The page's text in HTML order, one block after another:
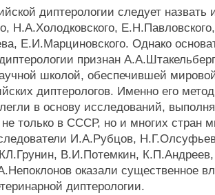
диптерологии следует назвать
Н.А.Холодковского, Е.Н.Павловского,
Е.И.Марциновского. Однако
признан
школой, обеспечившей
диптерологов. Именно его
в основу исследований,
только в СССР, но и многих стран
И.А.Рубцов,
В.И.Потемкин,
оказали существенное
диптерологии.